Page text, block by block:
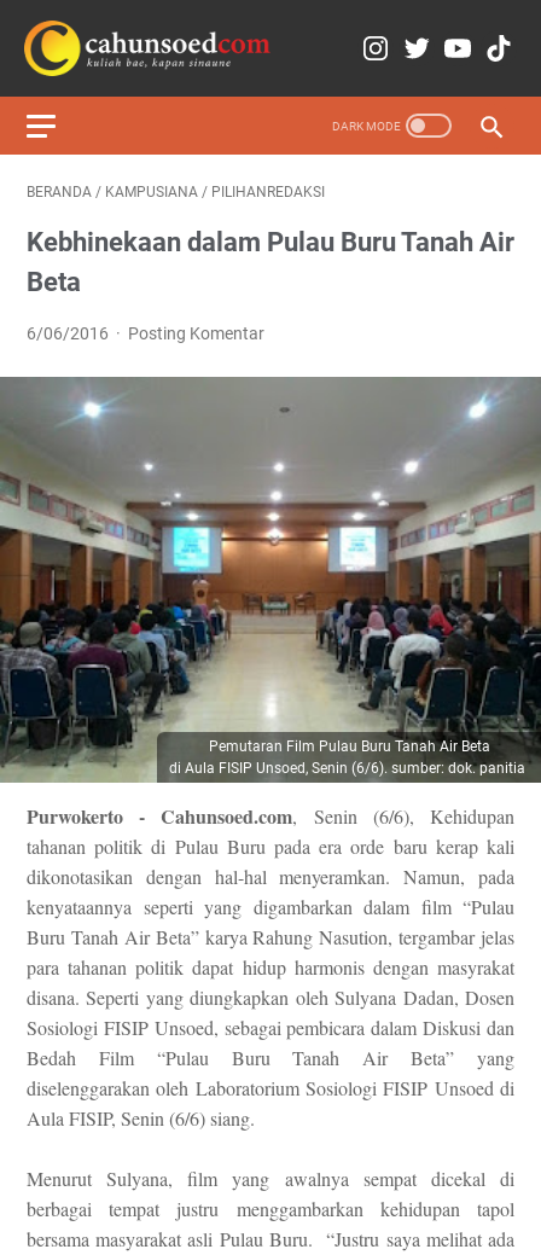
BERANDA / KAMPUSIANA / PILIHANREDAKSI
Kebhinekaan dalam Pulau Buru Tanah Air
Beta
6/06/2016 Posting Komentar
Pemutaran Film Pulau Buru Tanah Air Beta
di Aula FISIP Unsoed, Senin (6/6). sumber: dok. panitia
Purwokerto - Cahunsoed.com, Senin (6/6), Kehidupan
tahanan politik di Pulau Buru pada era orde baru kerap kali
dikonotasikan dengan hal-hal menyeramkan. Namun, pada
kenyataannya seperti yang digambarkan dalam film “Pulau
Buru Tanah Air Beta” karya Rahung Nasution, tergambar jelas
para tahanan politik dapat hidup harmonis dengan masyrakat
disana. Seperti yang diungkapkan oleh Sulyana Dadan, Dosen
Sosiologi FISIP Unsoed, sebagai pembicara dalam Diskusi dan
Bedah Film “Pulau Buru Tanah Air Beta” yang
diselenggarakan oleh Laboratorium Sosiologi FISIP Unsoed di
Aula FISIP, Senin (6/6) siang.
Menurut Sulyana, film yang awalnya sempat dicekal di
berbagai tempat justru menggambarkan kehidupan tapol
bersama masyarakat asli Pulau Buru. “Justru saya melihat ada